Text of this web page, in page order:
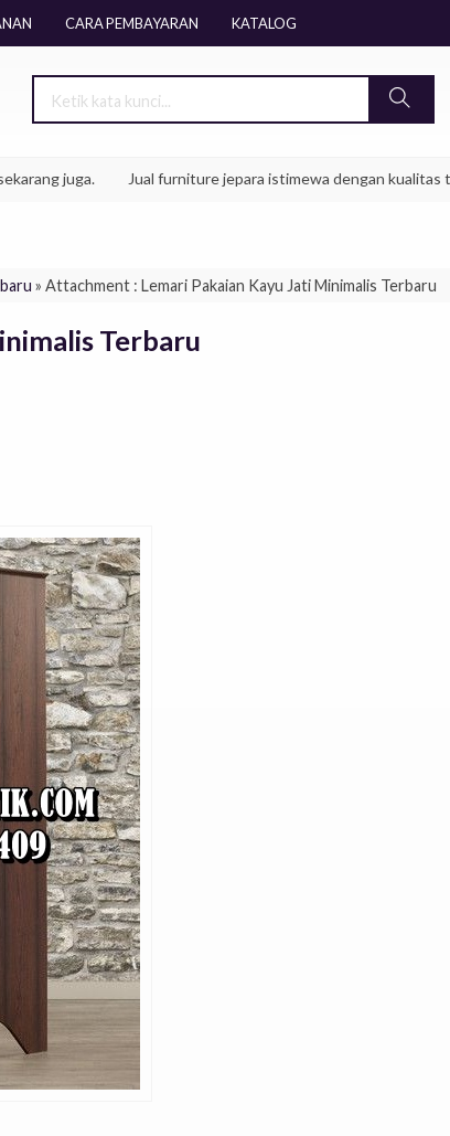
CARA PEMBAYARAN KATALOG
juga. Jual furniture jepara istimewa dengan kualitas
» Attachment : Lemari Pakaian Kayu Jati Minimalis Terbaru
Terbaru